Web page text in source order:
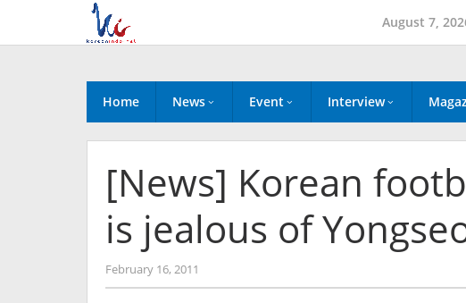
content
August 7,
Home News Event Interview
[News] Korean
is jealous of
February 16, 2011
Koreanindo